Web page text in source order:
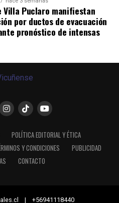
Villa Puclaro manifiestan
por ductos de evacuación
pronóstico de intensas
POLÍTICA EDITORIAL Y ÉTICA
Y CONDICIONES
PUBLICIDAD
CONTACTO
| +56941118440